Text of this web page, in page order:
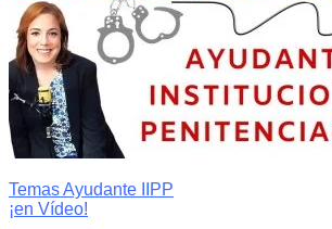
Temas Ayudante IIPP
¡en Vídeo!